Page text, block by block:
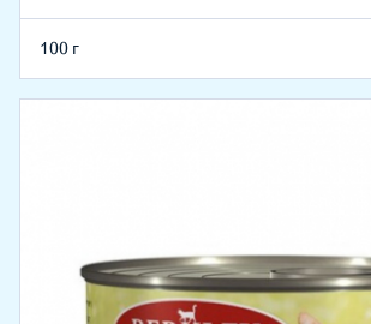
100 г